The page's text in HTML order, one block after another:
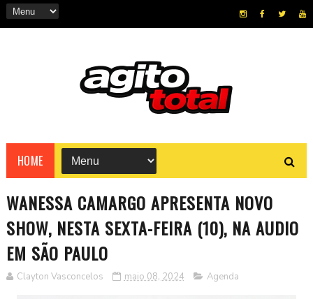
HOME
WANESSA CAMARGO APRESENTA NOVO
SHOW, NESTA SEXTA-FEIRA (10), NA AUDIO
EM SÃO PAULO
Clayton Vasconcelos maio 08, 2024 Agenda